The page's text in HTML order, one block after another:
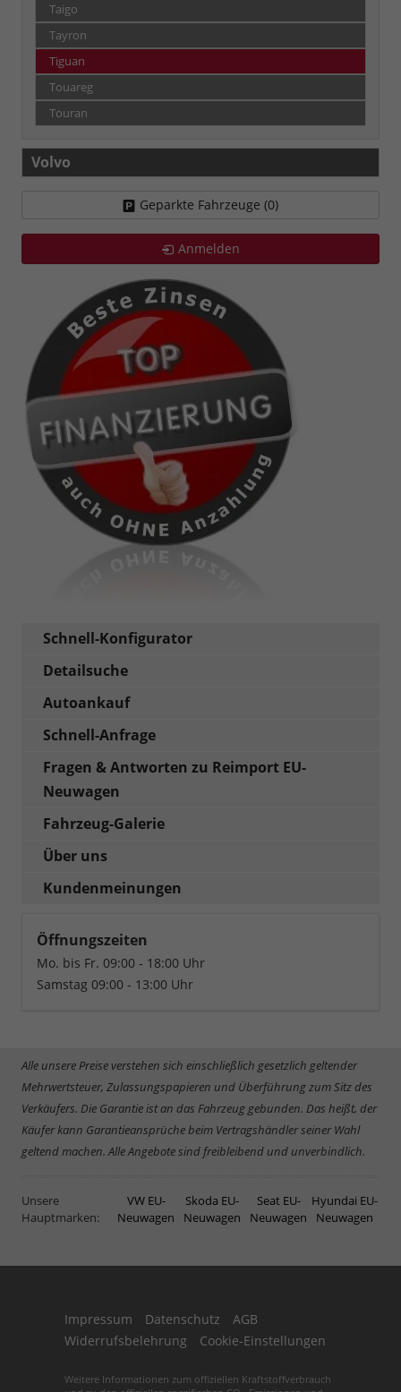
Taigo
Tayron
Tiguan
Touareg
Touran
Volvo
Geparkte Fahrzeuge (0)
Anmelden
Schnell-Konfigurator
Detailsuche
Autoankauf
Schnell-Anfrage
Fragen & Antworten zu Reimport EU-
Neuwagen
Fahrzeug-Galerie
Über uns
Kundenmeinungen
Öffnungszeiten
Mo. bis Fr. 09:00 - 18:00 Uhr
Samstag 09:00 - 13:00 Uhr
Alle unsere Preise verstehen sich einschließlich gesetzlich geltender
Mehrwertsteuer, Zulassungspapieren und Überführung zum Sitz des
Verkäufers. Die Garantie ist an das Fahrzeug gebunden. Das heißt, der
Käufer kann Garantieansprüche beim Vertragshändler seiner Wahl
geltend machen. Alle Angebote sind freibleibend und unverbindlich.
Unsere
Hauptmarken:
VW EU-
Neuwagen
Skoda EU-
Neuwagen
Seat EU-
Neuwagen
Hyundai EU-
Neuwagen
Impressum Datenschutz
AGB
Widerrufsbelehrung
Cookie-Einstellungen
Weitere Informationen zum offiziellen Kraftstoffverbrauch